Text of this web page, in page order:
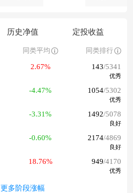
历史净值 定投收益
同类平均 同类排行
2.67% 143/5341
优秀
-4.47% 1054/5302
优秀
-3.31% 1492/5078
良好
-0.60% 2174/4869
良好
18.76% 949/4170
优秀
更多阶段涨幅